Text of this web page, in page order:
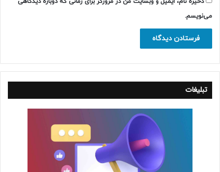
می‌نویسم.
تبلیغات